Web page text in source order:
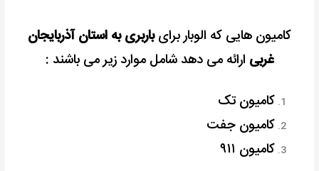
کامیون هایی که الوبار برایباربری به استان آذربایجان
غربی ارائه می دهد شامل موارد زیر می باشند :
کامیون تک
کامیون جفت
کامیون ۹۱۱